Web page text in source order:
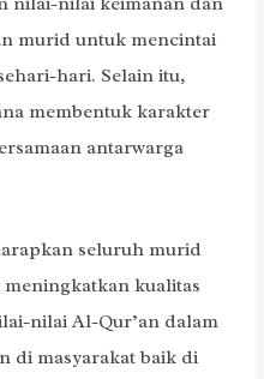
murid untuk mencintai
hari. Selain itu,
membentuk karakter
antarwarga
seluruh murid
kualitas
nilai Al-Qur’an dalam
di masyarakat baik di